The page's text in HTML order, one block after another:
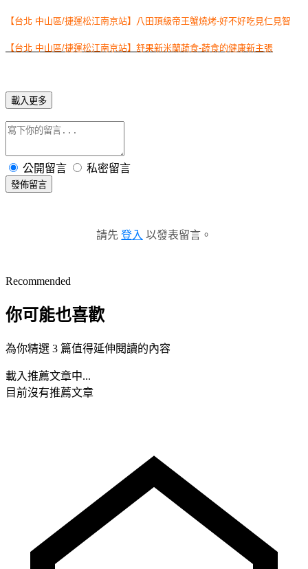
【台北 中山區/捷運松江南京站】八田頂級帝王蟹燒烤-好不好吃見仁見智
【台北 中山區/捷運松江南京站】舒果新米蘭蔬食-蔬食的健康新主張
載入更多
公開留言 私密留言
發佈留言
請先 登入 以發表留言。
Recommended
你可能也喜歡
為你精選 3 篇值得延伸閱讀的內容
載入推薦文章中...
目前沒有推薦文章